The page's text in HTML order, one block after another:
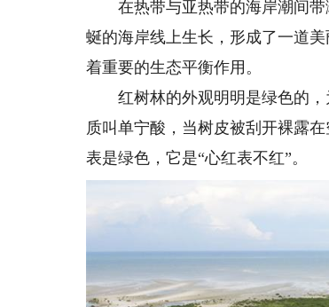
在热带与亚热带的海岸潮间带
蜒的海岸线上生长，形成了一道
着重要的生态平衡作用。
红树林的外观明明是绿色的，
质叫单宁酸，当树皮被刮开裸露
表是绿色，它是“心红表不红”。